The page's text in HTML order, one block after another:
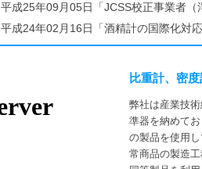
平成25年09月05日「JCSS校正事業者
平成24年02月16日「酒精計の国際化対
比重計、密
弊社は産業技
準器を納めて
の製品を使用
常商品の製造